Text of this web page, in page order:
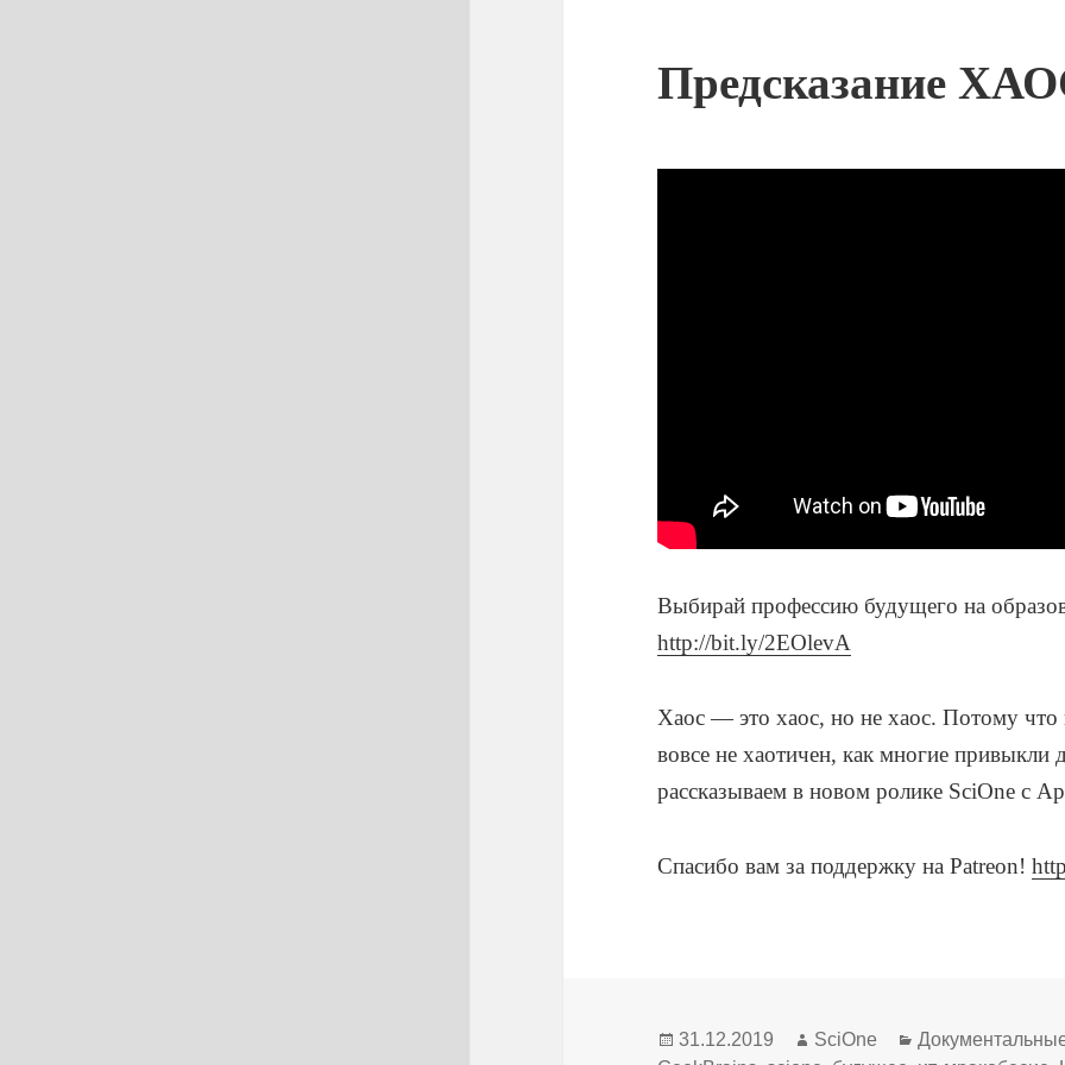
Предсказание
Выбирай профессию будущего на
http://bit.ly/2EOlevA
Хаос — это хаос, но не хаос. Потому
вовсе не хаотичен, как многие привыкли
рассказываем в новом ролике SciOne с
Спасибо вам за поддержку на Patreon!
Опубликовано
31.12.2019 Автор
SciOne Рубрики